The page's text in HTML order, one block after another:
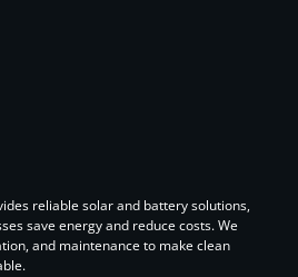
reliable solar and battery solutions,
save energy and reduce costs. We
and maintenance to make clean